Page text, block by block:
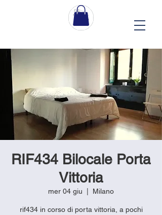
RIF434 Bilocale Porta
Vittoria
mer 04 giu Milano
rif434 in corso di porta vittoria, a pochi